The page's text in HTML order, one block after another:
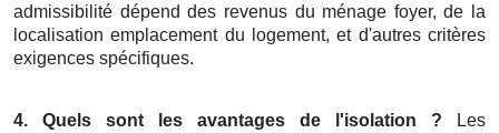
admissibilité dépend des revenus du ménage foyer, de la
localisation emplacement du logement, et d'autres critères
exigences spécifiques.
4. Quels sont les avantages de l'isolation ? Les